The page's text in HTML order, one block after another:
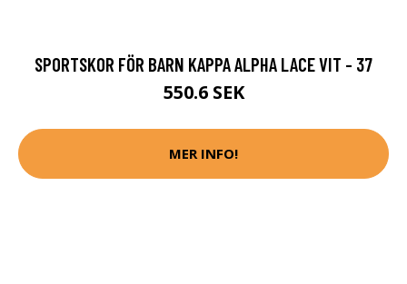
SPORTSKOR FÖR BARN KAPPA ALPHA LACE VIT - 37
550.6 SEK
MER INFO!